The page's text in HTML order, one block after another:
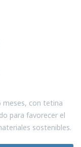
meses, con tetina
para favorecer el
sostenibles.